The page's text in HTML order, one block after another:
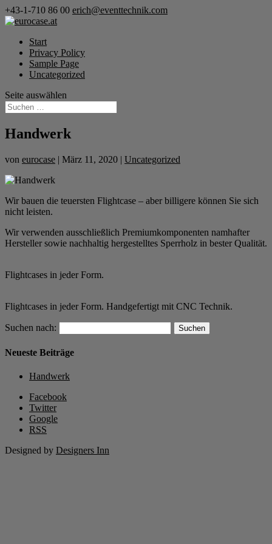
+43-1-710 86 00 erich@eventtechnik.com
Start
Privacy Policy
Sample Page
Uncategorized
Seite auswählen
Handwerk
von eurocase | März 11, 2020 | Uncategorized
Wir bauen die teuersten Flightcase – aber billigere können Sie sich
nicht leisten.
Wir verwenden ausschließlich Premiumkomponenten namhafter
Hersteller sowie nachhaltig hergestelltes Sperrholz in bester Qualität.
Flightcases in jeder Form.
Flightcases in jeder Form. Handgefertigt mit CNC Technik.
Suchen nach:
Neueste Beiträge
Handwerk
Facebook
Twitter
Google
RSS
Designed by Designers Inn